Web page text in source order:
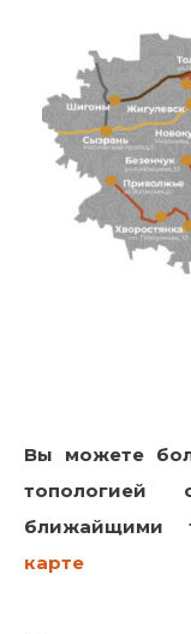
Вы можете
ближайщими
карте